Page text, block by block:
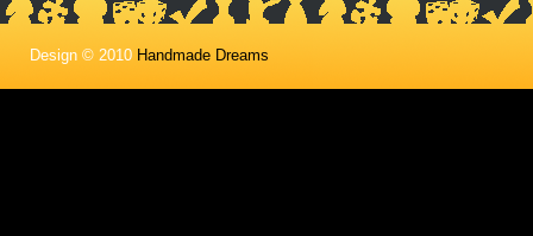
Design © 2010 Handmade Dreams